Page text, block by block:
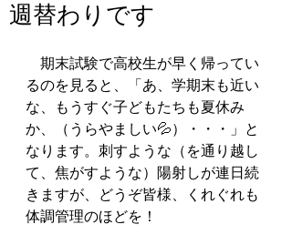
週替わりです
期末試験で高校生が早く帰ってい
るのを見ると、「あ、学期末も近い
な、もうすぐ子どもたちも夏休み
か、（うらやましい💦）・・・」と
なります。刺すような（を通り越し
て、焦がすような）陽射しが連日続
きますが、どうぞ皆様、くれぐれも
体調管理のほどを！